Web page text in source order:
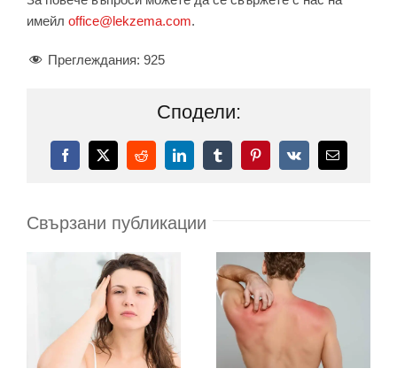
имейл office@lekzema.com.
Преглеждания: 925
Сподели:
Facebook
X RedditLinkedInTumblrPinterest
Vk
поща:
Свързани публикации